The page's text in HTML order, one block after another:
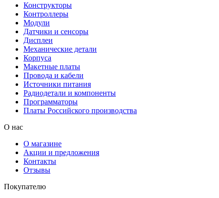
Конструкторы
Контроллеры
Модули
Датчики и сенсоры
Дисплеи
Механические детали
Корпуса
Макетные платы
Провода и кабели
Источники питания
Радиодетали и компоненты
Программаторы
Платы Российского производства
О нас
О магазине
Акции и предложения
Контакты
Отзывы
Покупателю